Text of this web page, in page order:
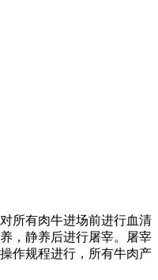
所有肉牛进场前进行血清
，静养后进行屠宰。屠宰
作规程进行，所有牛肉产